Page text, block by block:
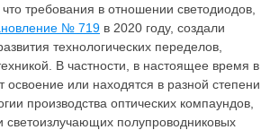
требования в отношении светодиодов,
№ 719 в 2020 году, создали
технологических переделов,
В частности, в настоящее время в
или находятся в разной степени
производства оптических компаундов,
светоизлучающих полупроводниковых